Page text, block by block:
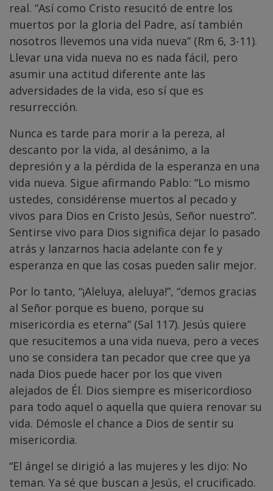
real. “Así como Cristo resucitó de entre los
muertos por la gloria del Padre, así también
nosotros llevemos una vida nueva” (Rm 6, 3-11).
Llevar una vida nueva no es nada fácil, pero
asumir una actitud diferente ante las
adversidades de la vida, eso sí que es
resurrección.
Nunca es tarde para morir a la pereza, al
descanto por la vida, al desánimo, a la
depresión y a la pérdida de la esperanza en una
vida nueva. Sigue afirmando Pablo: “Lo mismo
ustedes, considérense muertos al pecado y
vivos para Dios en Cristo Jesús, Señor nuestro”.
Sentirse vivo para Dios significa dejar lo pasado
atrás y lanzarnos hacia adelante con fe y
esperanza en que las cosas pueden salir mejor.
Por lo tanto, “¡Aleluya, aleluya!”, “demos gracias
al Señor porque es bueno, porque su
misericordia es eterna” (Sal 117). Jesús quiere
que resucitemos a una vida nueva, pero a veces
uno se considera tan pecador que cree que ya
nada Dios puede hacer por los que viven
alejados de Él. Dios siempre es misericordioso
para todo aquel o aquella que quiera renovar su
vida. Démosle el chance a Dios de sentir su
misericordia.
“El ángel se dirigió a las mujeres y les dijo: No
teman. Ya sé que buscan a Jesús, el crucificado.